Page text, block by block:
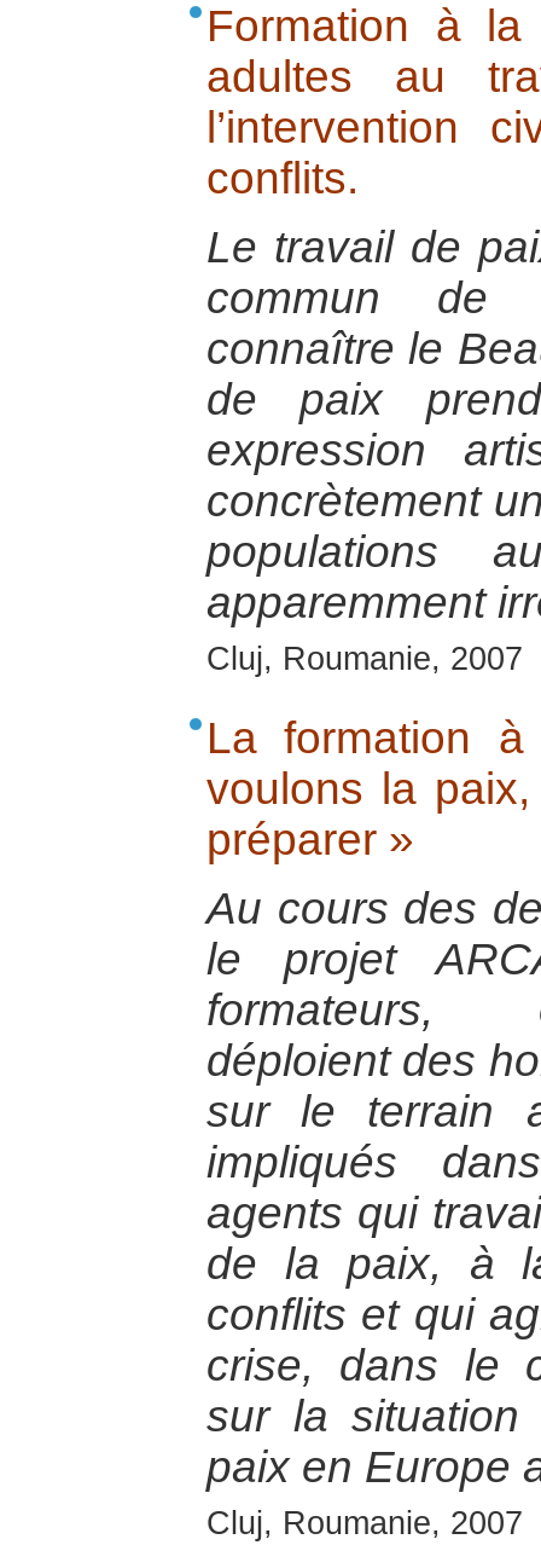
Formation à
adultes au
l’intervention
conflits.
Le travail de
commun de
connaître le
de paix prend
expression
concrètement
populations
apparemment
Cluj, Roumanie, 2007
La formation
voulons la
préparer »
Au cours des
le projet
formateurs,
déploient des
sur le terrain
impliqués
agents qui
de la paix, à
conflits et qui
crise, dans le
sur la
paix en Europe
Cluj, Roumanie, 2007